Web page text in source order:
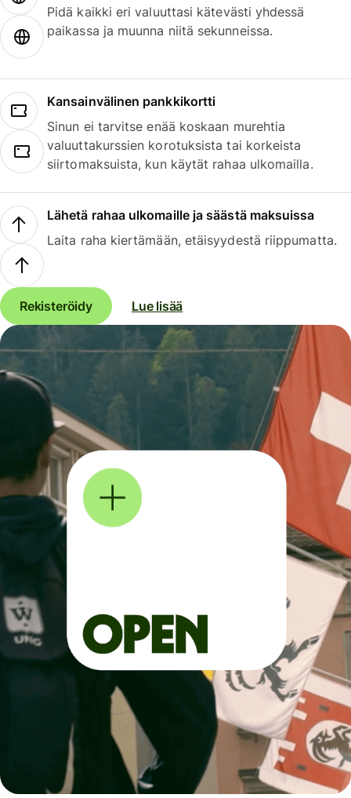
Pidä kaikki eri valuuttasi kätevästi yhdessä
paikassa ja muunna niitä sekunneissa.
Kansainvälinen pankkikortti
Sinun ei tarvitse enää koskaan murehtia
valuuttakurssien korotuksista tai korkeista
siirtomaksuista, kun käytät rahaa ulkomailla.
Lähetä rahaa ulkomaille ja säästä maksuissa
Laita raha kiertämään, etäisyydestä riippumatta.
Rekisteröidy Lue lisää